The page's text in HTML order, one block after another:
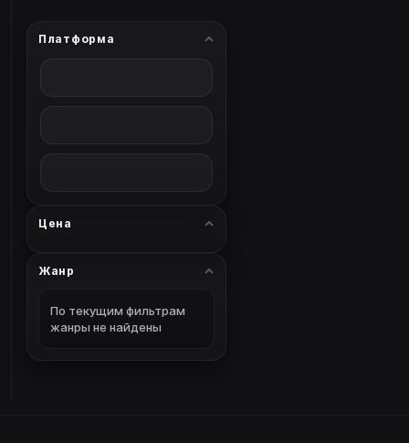
Платформа
Цена
Жанр
По текущим фильтрам
жанры не найдены